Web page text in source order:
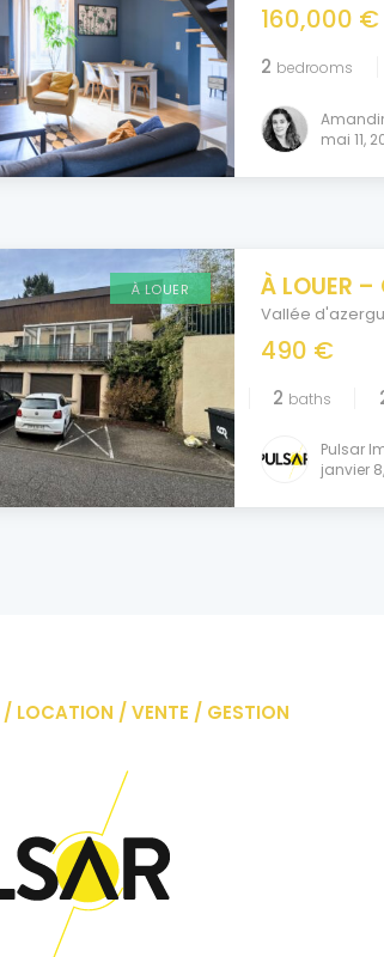
160,000 €
2 bedrooms
mai 11,
À LOUER À LOUER
Vallée
490 €
2 baths
Pulsar
janvier
/ LOCATION / VENTE / GESTION